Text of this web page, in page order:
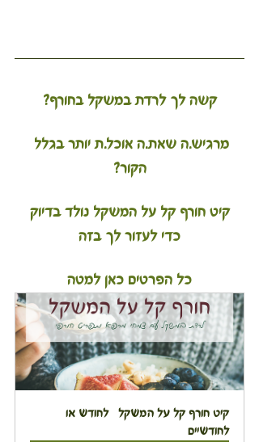
קשה לך לרדת במשקל בחורף?
מרגיש.ה שאת.ה אוכל.ת יותר בגלל
הקור?
קיט חורף קל על המשקל נולד בדיוק
כדי לעזור לך בזה
כל הפרטים כאן למטה
קיט חורף קל על המשקל   לחודש או
לחודשיים